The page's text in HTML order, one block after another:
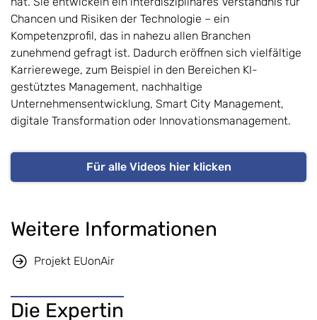
Chancen und Risiken der Technologie – ein
Kompetenzprofil, das in nahezu allen Branchen
zunehmend gefragt ist. Dadurch eröffnen sich vielfältige
Karrierewege, zum Beispiel in den Bereichen KI-
gestütztes Management, nachhaltige
Unternehmensentwicklung, Smart City Management,
digitale Transformation oder Innovationsmanagement.
Für alle Videos hier klicken
Weitere Informationen
Projekt EUonAir
Die Expertin